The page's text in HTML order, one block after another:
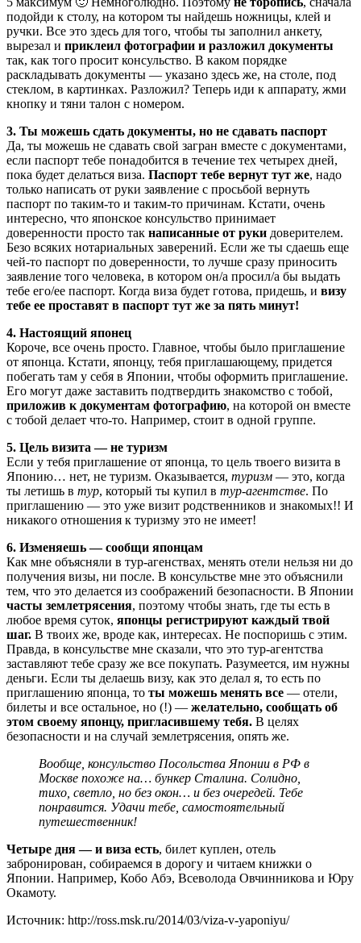
подойди к столу, на котором ты найдешь ножницы, клей и
ручки. Все это здесь для того, чтобы ты заполнил анкету,
вырезал и приклеил фотографии и разложил документы
так, как того просит консульство. В каком порядке
раскладывать документы — указано здесь же, на столе, под
стеклом, в картинках. Разложил? Теперь иди к аппарату, жми
кнопку и тяни талон с номером.
3. Ты можешь сдать документы, но не сдавать паспорт
Да, ты можешь не сдавать свой загран вместе с документами,
если паспорт тебе понадобится в течение тех четырех дней,
пока будет делаться виза. Паспорт тебе вернут тут же, надо
только написать от руки заявление с просьбой вернуть
паспорт по таким-то и таким-то причинам. Кстати, очень
интересно, что японское консульство принимает
доверенности просто так написанные от руки доверителем.
Безо всяких нотариальных заверений. Если же ты сдаешь еще
чей-то паспорт по доверенности, то лучше сразу приносить
заявление того человека, в котором он/а просил/а бы выдать
тебе его/ее паспорт. Когда виза будет готова, придешь, и визу
тебе ее проставят в паспорт тут же за пять минут!
4. Настоящий японец
Короче, все очень просто. Главное, чтобы было приглашение
от японца. Кстати, японцу, тебя приглашающему, придется
побегать там у себя в Японии, чтобы оформить приглашение.
Его могут даже заставить подтвердить знакомство с тобой,
приложив к документам фотографию, на которой он вместе
с тобой делает что-то. Например, стоит в одной группе.
5. Цель визита — не туризм
Если у тебя приглашение от японца, то цель твоего визита в
Японию… нет, не туризм. Оказывается, туризм — это, когда
ты летишь в тур, который ты купил в тур-агентстве. По
приглашению — это уже визит родственников и знакомых!! И
никакого отношения к туризму это не имеет!
6. Изменяешь — сообщи японцам
Как мне объясняли в тур-агенствах, менять отели нельзя ни до
получения визы, ни после. В консульстве мне это объяснили
тем, что это делается из соображений безопасности. В Японии
часты землетрясения, поэтому чтобы знать, где ты есть в
любое время суток, японцы регистрируют каждый твой
шаг. В твоих же, вроде как, интересах. Не поспоришь с этим.
Правда, в консульстве мне сказали, что это тур-агентства
заставляют тебе сразу же все покупать. Разумеется, им нужны
деньги. Если ты делаешь визу, как это делал я, то есть по
приглашению японца, то ты можешь менять все — отели,
билеты и все остальное, но (!) — желательно, сообщать об
этом своему японцу, пригласившему тебя. В целях
безопасности и на случай землетрясения, опять же.
Вообще, консульство Посольства Японии в РФ в
Москве похоже на… бункер Сталина. Солидно,
тихо, светло, но без окон… и без очередей. Тебе
понравится. Удачи тебе, самостоятельный
путешественник!
Четыре дня — и виза есть, билет куплен, отель
забронирован, собираемся в дорогу и читаем книжки о
Японии. Например, Кобо Абэ, Всеволода Овчинникова и Юру
Окамоту.
Источник: http://ross.msk.ru/2014/03/viza-v-yaponiyu/